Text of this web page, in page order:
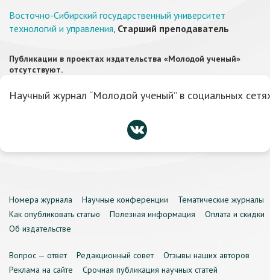
Восточно-Сибирский государственный университет
технологий и управления, Старший преподаватель
Публикации в проектах издательства «Молодой ученый»
отсутствуют.
Научный журнал “Молодой ученый” в социальных
Номера журнала Научные конференции
Тематические журналы
Как опубликовать статью
Полезная информация
Оплата и скидки
Об издательстве
Вопрос — ответ Редакционный совет
Отзывы наших авторов
Реклама на сайте
Срочная публикация научных статей